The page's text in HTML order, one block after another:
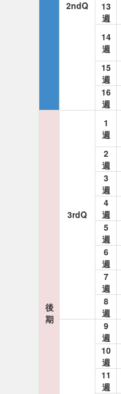
2ndQ
13
週
14
週
15
週
16
週
後
期
3rdQ
1
週
2
週
3
週
4
週
5
週
6
週
7
週
8
週
9
週
10
週
11
週